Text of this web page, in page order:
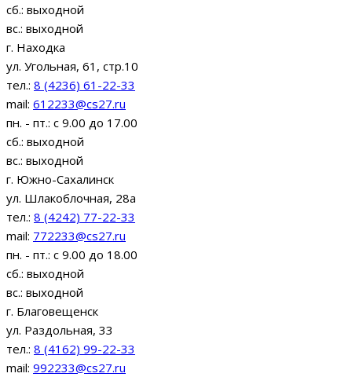
сб.: выходной
вс.: выходной
г. Находка
ул. Угольная, 61, стр.10
тел.: 8 (4236) 61-22-33
mail: 612233@cs27.ru
пн. - пт.: с 9.00 до 17.00
сб.: выходной
вс.: выходной
г. Южно-Сахалинск
ул. Шлакоблочная, 28а
тел.: 8 (4242) 77-22-33
mail: 772233@cs27.ru
пн. - пт.: с 9.00 до 18.00
сб.: выходной
вс.: выходной
г. Благовещенск
ул. Раздольная, 33
тел.: 8 (4162) 99-22-33
mail: 992233@cs27.ru